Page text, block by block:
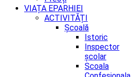
VIAȚA EPARHIEI
ACTIVITĂȚI
Școală
Istoric
Inspector
școlar
Scoala